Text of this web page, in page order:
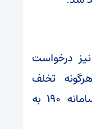
درخواست
تخلف
بهداشتی، مراتب را از طریق سامانه ۱۹۰ به